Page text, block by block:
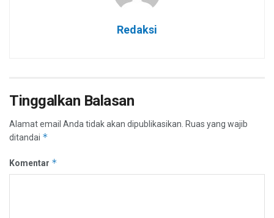
Redaksi
Tinggalkan Balasan
Alamat email Anda tidak akan dipublikasikan. Ruas yang wajib
ditandai *
Komentar *